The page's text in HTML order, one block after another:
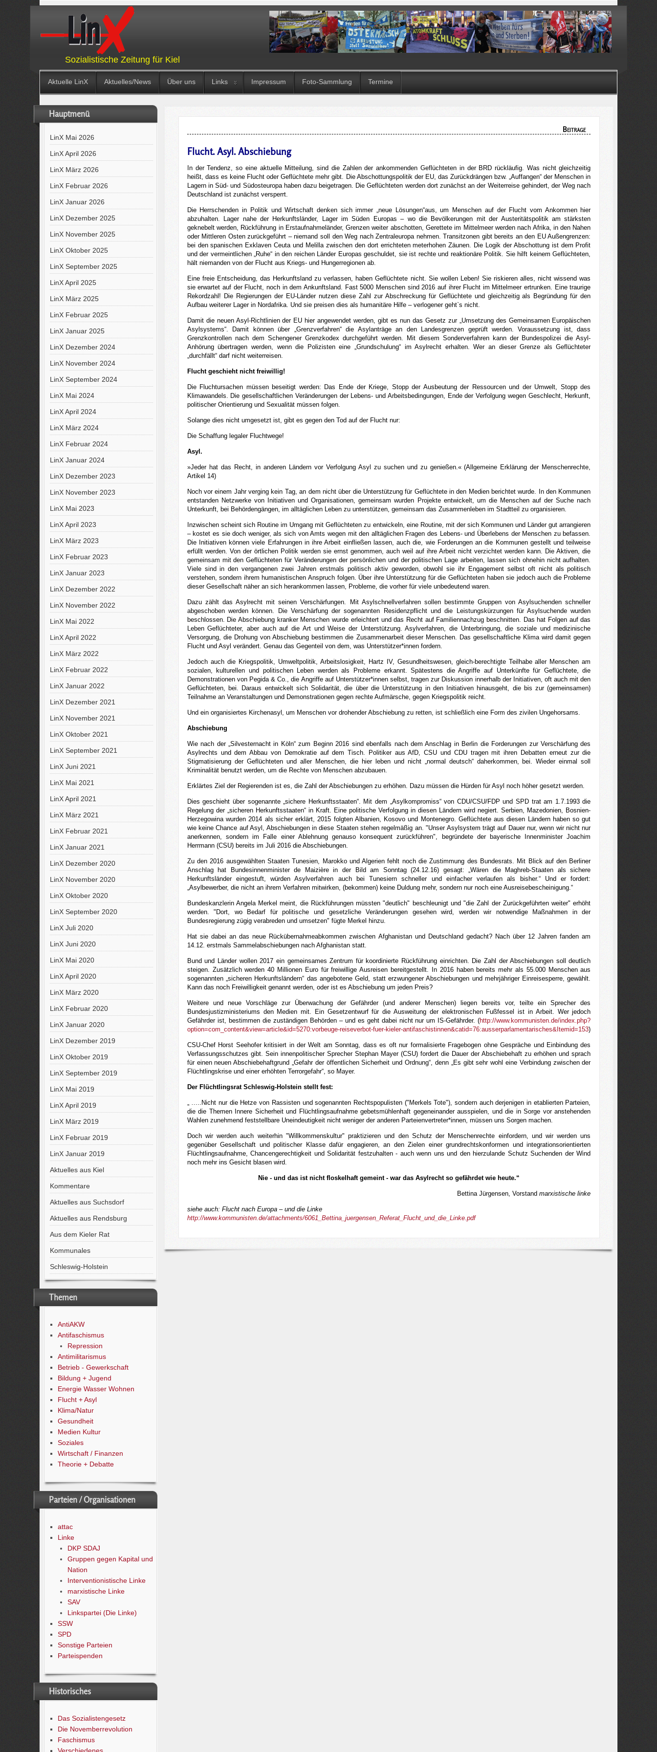
Sozialistische Zeitung für Kiel
Aktuelle LinX Aktuelles/News Über uns Links Impressum Foto-Sammlung Termine
Hauptmenü
LinX Mai 2026
LinX April 2026
LinX März 2026
LinX Februar 2026
LinX Januar 2026
LinX Dezember 2025
LinX November 2025
LinX Oktober 2025
LinX September 2025
LinX April 2025
LinX März 2025
LinX Februar 2025
LinX Januar 2025
LinX Dezember 2024
LinX November 2024
LinX September 2024
LinX Mai 2024
LinX April 2024
LinX März 2024
LinX Februar 2024
LinX Januar 2024
LinX Dezember 2023
LinX November 2023
LinX Mai 2023
LinX April 2023
LinX März 2023
LinX Februar 2023
LinX Januar 2023
LinX Dezember 2022
LinX November 2022
LinX Mai 2022
LinX April 2022
LinX März 2022
LinX Februar 2022
LinX Januar 2022
LinX Dezember 2021
LinX November 2021
LinX Oktober 2021
LinX September 2021
LinX Juni 2021
LinX Mai 2021
LinX April 2021
LinX März 2021
LinX Februar 2021
LinX Januar 2021
LinX Dezember 2020
LinX November 2020
LinX Oktober 2020
LinX September 2020
LinX Juli 2020
LinX Juni 2020
LinX Mai 2020
LinX April 2020
LinX März 2020
LinX Februar 2020
LinX Januar 2020
LinX Dezember 2019
LinX Oktober 2019
LinX September 2019
LinX Mai 2019
LinX April 2019
LinX März 2019
LinX Februar 2019
LinX Januar 2019
Aktuelles aus Kiel
Kommentare
Aktuelles aus Suchsdorf
Aktuelles aus Rendsburg
Aus dem Kieler Rat
Kommunales
Schleswig-Holstein
Themen
AntiAKW
Antifaschismus
Repression
Antimilitarismus
Betrieb - Gewerkschaft
Bildung + Jugend
Energie Wasser Wohnen
Flucht + Asyl
Klima/Natur
Gesundheit
Medien Kultur
Soziales
Wirtschaft / Finanzen
Theorie + Debatte
Parteien / Organisationen
attac
Linke
DKP SDAJ
Gruppen gegen Kapital und
Nation
Interventionistische Linke
marxistische Linke
SAV
Linkspartei (Die Linke)
SSW
SPD
Sonstige Parteien
Parteispenden
Historisches
Das Sozialistengesetz
Die Novemberrevolution
Faschismus
Beiträge
Flucht. Asyl. Abschiebung
In der Tendenz, so eine aktuelle Mitteilung, sind die Zahlen der ankommenden Geflüchteten in der BRD rückläufig. Was nicht gleichzeitig
heißt, dass es keine Flucht oder Geflüchtete mehr gibt. Die Abschottungspolitik der EU, das Zurückdrängen bzw. „Auffangen“ der Menschen in
Lagern in Süd- und Südosteuropa haben dazu beigetragen. Die Geflüchteten werden dort zunächst an der Weiterreise gehindert, der Weg nach
Deutschland ist zunächst versperrt.
Die Herrschenden in Politik und Wirtschaft denken sich immer „neue Lösungen“aus, um Menschen auf der Flucht vom Ankommen hier
abzuhalten. Lager nahe der Herkunftsländer, Lager im Süden Europas – wo die Bevölkerungen mit der Austeritätspolitik am stärksten
geknebelt werden, Rückführung in Erstaufnahmeländer, Grenzen weiter abschotten, Gerettete im Mittelmeer werden nach Afrika, in den Nahen
oder Mittleren Osten zurückgeführt – niemand soll den Weg nach Zentraleuropa nehmen. Transitzonen gibt bereits an den EU Außengrenzen:
bei den spanischen Exklaven Ceuta und Melilla zwischen den dort errichteten meterhohen Zäunen. Die Logik der Abschottung ist dem Profit
und der vermeintlichen „Ruhe“ in den reichen Länder Europas geschuldet, sie ist rechte und reaktionäre Politik. Sie hilft keinem Geflüchteten,
hält niemanden von der Flucht aus Kriegs- und Hungerregionen ab.
Eine freie Entscheidung, das Herkunftsland zu verlassen, haben Geflüchtete nicht. Sie wollen Leben! Sie riskieren alles, nicht wissend was
sie erwartet auf der Flucht, noch in dem Ankunftsland. Fast 5000 Menschen sind 2016 auf ihrer Flucht im Mittelmeer ertrunken. Eine traurige
Rekordzahl! Die Regierungen der EU-Länder nutzen diese Zahl zur Abschreckung für Geflüchtete und gleichzeitig als Begründung für den
Aufbau weiterer Lager in Nordafrika. Und sie preisen dies als humanitäre Hilfe – verlogener geht`s nicht.
Damit die neuen Asyl-Richtlinien der EU hier angewendet werden, gibt es nun das Gesetz zur „Umsetzung des Gemeinsamen Europäischen
Asylsystems“. Damit können über „Grenzverfahren“ die Asylanträge an den Landesgrenzen geprüft werden. Voraussetzung ist, dass
Grenzkontrollen nach dem Schengener Grenzkodex durchgeführt werden. Mit diesem Sonderverfahren kann der Bundespolizei die Asyl-
Anhörung übertragen werden, wenn die Polizisten eine „Grundschulung“ im Asylrecht erhalten. Wer an dieser Grenze als Geflüchteter
„durchfällt“ darf nicht weiterreisen.
Flucht geschieht nicht freiwillig!
Die Fluchtursachen müssen beseitigt werden: Das Ende der Kriege, Stopp der Ausbeutung der Ressourcen und der Umwelt, Stopp des
Klimawandels. Die gesellschaftlichen Veränderungen der Lebens- und Arbeitsbedingungen, Ende der Verfolgung wegen Geschlecht, Herkunft,
politischer Orientierung und Sexualität müssen folgen.
Solange dies nicht umgesetzt ist, gibt es gegen den Tod auf der Flucht nur:
Die Schaffung legaler Fluchtwege!
Asyl.
»Jeder hat das Recht, in anderen Ländern vor Verfolgung Asyl zu suchen und zu genießen.« (Allgemeine Erklärung der Menschenrechte,
Artikel 14)
Noch vor einem Jahr verging kein Tag, an dem nicht über die Unterstützung für Geflüchtete in den Medien berichtet wurde. In den Kommunen
entstanden Netzwerke von Initiativen und Organisationen, gemeinsam wurden Projekte entwickelt, um die Menschen auf der Suche nach
Unterkunft, bei Behördengängen, im alltäglichen Leben zu unterstützen, gemeinsam das Zusammenleben im Stadtteil zu organisieren.
Inzwischen scheint sich Routine im Umgang mit Geflüchteten zu entwickeln, eine Routine, mit der sich Kommunen und Länder gut arrangieren
– kostet es sie doch weniger, als sich von Amts wegen mit den alltäglichen Fragen des Lebens- und Überlebens der Menschen zu befassen.
Die Initiativen können viele Erfahrungen in ihre Arbeit einfließen lassen, auch die, wie Forderungen an die Kommunen gestellt und teilweise
erfüllt werden. Von der örtlichen Politik werden sie ernst genommen, auch weil auf ihre Arbeit nicht verzichtet werden kann. Die Aktiven, die
gemeinsam mit den Geflüchteten für Veränderungen der persönlichen und der politischen Lage arbeiten, lassen sich ohnehin nicht aufhalten.
Viele sind in den vergangenen zwei Jahren erstmals politisch aktiv geworden, obwohl sie ihr Engagement selbst oft nicht als politisch
verstehen, sondern ihrem humanistischen Anspruch folgen. Über ihre Unterstützung für die Geflüchteten haben sie jedoch auch die Probleme
dieser Gesellschaft näher an sich herankommen lassen, Probleme, die vorher für viele unbedeutend waren.
Dazu zählt das Asylrecht mit seinen Verschärfungen. Mit Asylschnellverfahren sollen bestimmte Gruppen von Asylsuchenden schneller
abgeschoben werden können. Die Verschärfung der sogenannten Residenzpflicht und die Leistungskürzungen für Asylsuchende wurden
beschlossen. Die Abschiebung kranker Menschen wurde erleichtert und das Recht auf Familiennachzug beschnitten. Das hat Folgen auf das
Leben Geflüchteter, aber auch auf die Art und Weise der Unterstützung. Asylverfahren, die Unterbringung, die soziale und medizinische
Versorgung, die Drohung von Abschiebung bestimmen die Zusammenarbeit dieser Menschen. Das gesellschaftliche Klima wird damit gegen
Flucht und Asyl verändert. Genau das Gegenteil von dem, was Unterstützer*innen fordern.
Jedoch auch die Kriegspolitik, Umweltpolitik, Arbeitslosigkeit, Hartz IV, Gesundheitswesen, gleich-berechtigte Teilhabe aller Menschen am
sozialen, kulturellen und politischen Leben werden als Probleme erkannt. Spätestens die Angriffe auf Unterkünfte für Geflüchtete, die
Demonstrationen von Pegida & Co., die Angriffe auf Unterstützer*innen selbst, tragen zur Diskussion innerhalb der Initiativen, oft auch mit den
Geflüchteten, bei. Daraus entwickelt sich Solidarität, die über die Unterstützung in den Initiativen hinausgeht, die bis zur (gemeinsamen)
Teilnahme an Veranstaltungen und Demonstrationen gegen rechte Aufmärsche, gegen Kriegspolitik reicht.
Und ein organisiertes Kirchenasyl, um Menschen vor drohender Abschiebung zu retten, ist schließlich eine Form des zivilen Ungehorsams.
Abschiebung
Wie nach der „Silvesternacht in Köln“ zum Beginn 2016 sind ebenfalls nach dem Anschlag in Berlin die Forderungen zur Verschärfung des
Asylrechts und dem Abbau von Demokratie auf dem Tisch. Politiker aus AfD, CSU und CDU tragen mit ihren Debatten erneut zur die
Stigmatisierung der Geflüchteten und aller Menschen, die hier leben und nicht „normal deutsch“ daherkommen, bei. Wieder einmal soll
Kriminalität benutzt werden, um die Rechte von Menschen abzubauen.
Erklärtes Ziel der Regierenden ist es, die Zahl der Abschiebungen zu erhöhen. Dazu müssen die Hürden für Asyl noch höher gesetzt werden.
Dies geschieht über sogenannte „sichere Herkunftsstaaten“. Mit dem „Asylkompromiss“ von CDU/CSU/FDP und SPD trat am 1.7.1993 die
Regelung der „sicheren Herkunftsstaaten“ in Kraft. Eine politische Verfolgung in diesen Ländern wird negiert. Serbien, Mazedonien, Bosnien-
Herzegowina wurden 2014 als sicher erklärt, 2015 folgten Albanien, Kosovo und Montenegro. Geflüchtete aus diesen Ländern haben so gut
wie keine Chance auf Asyl, Abschiebungen in diese Staaten stehen regelmäßig an. "Unser Asylsystem trägt auf Dauer nur, wenn wir nicht nur
anerkennen, sondern im Falle einer Ablehnung genauso konsequent zurückführen", begründete der bayerische Innenminister Joachim
Herrmann (CSU) bereits im Juli 2016 die Abschiebungen.
Zu den 2016 ausgewählten Staaten Tunesien, Marokko und Algerien fehlt noch die Zustimmung des Bundesrats. Mit Blick auf den Berliner
Anschlag hat Bundesinnenminister de Maizière in der Bild am Sonntag (24.12.16) gesagt: „Wären die Maghreb-Staaten als sichere
Herkunftsländer eingestuft, würden Asylverfahren auch bei Tunesiern schneller und einfacher verlaufen als bisher.“ Und er fordert:
„Asylbewerber, die nicht an ihrem Verfahren mitwirken, (bekommen) keine Duldung mehr, sondern nur noch eine Ausreisebescheinigung.“
Bundeskanzlerin Angela Merkel meint, die Rückführungen müssten "deutlich" beschleunigt und "die Zahl der Zurückgeführten weiter" erhöht
werden. "Dort, wo Bedarf für politische und gesetzliche Veränderungen gesehen wird, werden wir notwendige Maßnahmen in der
Bundesregierung zügig verabreden und umsetzen" fügte Merkel hinzu.
Hat sie dabei an das neue Rückübernahmeabkommen zwischen Afghanistan und Deutschland gedacht? Nach über 12 Jahren fanden am
14.12. erstmals Sammelabschiebungen nach Afghanistan statt.
Bund und Länder wollen 2017 ein gemeinsames Zentrum für koordinierte Rückführung einrichten. Die Zahl der Abschiebungen soll deutlich
steigen. Zusätzlich werden 40 Millionen Euro für freiwillige Ausreisen bereitgestellt. In 2016 haben bereits mehr als 55.000 Menschen aus
sogenannten „sicheren Herkunftsländern“ das angebotene Geld, statt erzwungener Abschiebungen und mehrjähriger Einreisesperre, gewählt.
Kann das noch Freiwilligkeit genannt werden, oder ist es Abschiebung um jeden Preis?
Weitere und neue Vorschläge zur Überwachung der Gefährder (und anderer Menschen) liegen bereits vor, teilte ein Sprecher des
Bundesjustizministeriums den Medien mit. Ein Gesetzentwurf für die Ausweitung der elektronischen Fußfessel ist in Arbeit. Wer jedoch
Gefährder ist, bestimmen die zuständigen Behörden – und es geht dabei nicht nur um IS-Gefährder. (http://www.kommunisten.de/index.php?
option=com_content&view=article&id=5270:vorbeuge-reiseverbot-fuer-kieler-antifaschistinnen&catid=76:ausserparlamentarisches&Itemid=153)
CSU-Chef Horst Seehofer kritisiert in der Welt am Sonntag, dass es oft nur formalisierte Fragebogen ohne Gespräche und Einbindung des
Verfassungsschutzes gibt. Sein innenpolitischer Sprecher Stephan Mayer (CSU) fordert die Dauer der Abschiebehaft zu erhöhen und sprach
für einen neuen Abschiebehaftgrund „Gefahr der öffentlichen Sicherheit und Ordnung“, denn „Es gibt sehr wohl eine Verbindung zwischen der
Flüchtlingskrise und einer erhöhten Terrorgefahr“, so Mayer.
Der Flüchtlingsrat Schleswig-Holstein stellt fest:
„ …..Nicht nur die Hetze von Rassisten und sogenannten Rechtspopulisten ("Merkels Tote"), sondern auch derjenigen in etablierten Parteien,
die die Themen Innere Sicherheit und Flüchtlingsaufnahme gebetsmühlenhaft gegeneinander ausspielen, und die in Sorge vor anstehenden
Wahlen zunehmend feststellbare Uneindeutigkeit nicht weniger der anderen Parteienvertreter*innen, müssen uns Sorgen machen.
Doch wir werden auch weiterhin "Willkommenskultur" praktizieren und den Schutz der Menschenrechte einfordern, und wir werden uns
gegenüber Gesellschaft und politischer Klasse dafür engagieren, an den Zielen einer grundrechtskonformen und integrationsorientierten
Flüchtlingsaufnahme, Chancengerechtigkeit und Solidarität festzuhalten - auch wenn uns und den hierzulande Schutz Suchenden der Wind
noch mehr ins Gesicht blasen wird.
Nie - und das ist nicht floskelhaft gemeint - war das Asylrecht so gefährdet wie heute.“
Bettina Jürgensen, Vorstandmarxistische linke
siehe auch: Flucht nach Europa – und die Linke
http://www.kommunisten.de/attachments/6061_Bettina_juergensen_Referat_Flucht_und_die_Linke.pdf